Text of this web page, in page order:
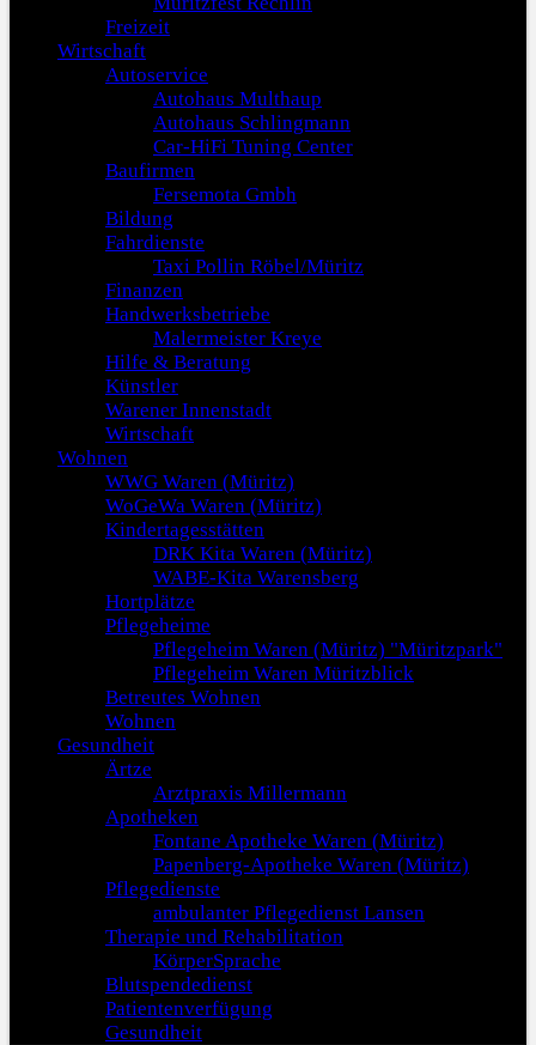
Freizeit
Wirtschaft
Autoservice
Autohaus Multhaup
Autohaus Schlingmann
Car-HiFi Tuning Center
Baufirmen
Fersemota Gmbh
Bildung
Fahrdienste
Taxi Pollin Röbel/Müritz
Finanzen
Handwerksbetriebe
Malermeister Kreye
Hilfe & Beratung
Künstler
Warener Innenstadt
Wirtschaft
Wohnen
WWG Waren (Müritz)
WoGeWa Waren (Müritz)
Kindertagesstätten
DRK Kita Waren (Müritz)
WABE-Kita Warensberg
Hortplätze
Pflegeheime
Pflegeheim Waren (Müritz) "Müritzpark"
Pflegeheim Waren Müritzblick
Betreutes Wohnen
Wohnen
Gesundheit
Ärtze
Arztpraxis Millermann
Apotheken
Fontane Apotheke Waren (Müritz)
Papenberg-Apotheke Waren (Müritz)
Pflegedienste
ambulanter Pflegedienst Lansen
Therapie und Rehabilitation
KörperSprache
Blutspendedienst
Patientenverfügung
Gesundheit